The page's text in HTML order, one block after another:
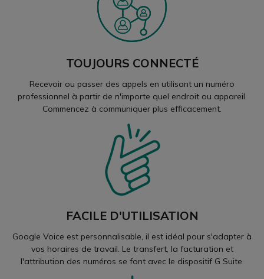
TOUJOURS CONNECTÉ
Recevoir ou passer des appels en utilisant un numéro
professionnel à partir de n'importe quel endroit ou appareil.
Commencez à communiquer plus efficacement.
FACILE D'UTILISATION
Google Voice est personnalisable, il est idéal pour s'adapter à
vos horaires de travail. Le transfert, la facturation et
l'attribution des numéros se font avec le dispositif G Suite.